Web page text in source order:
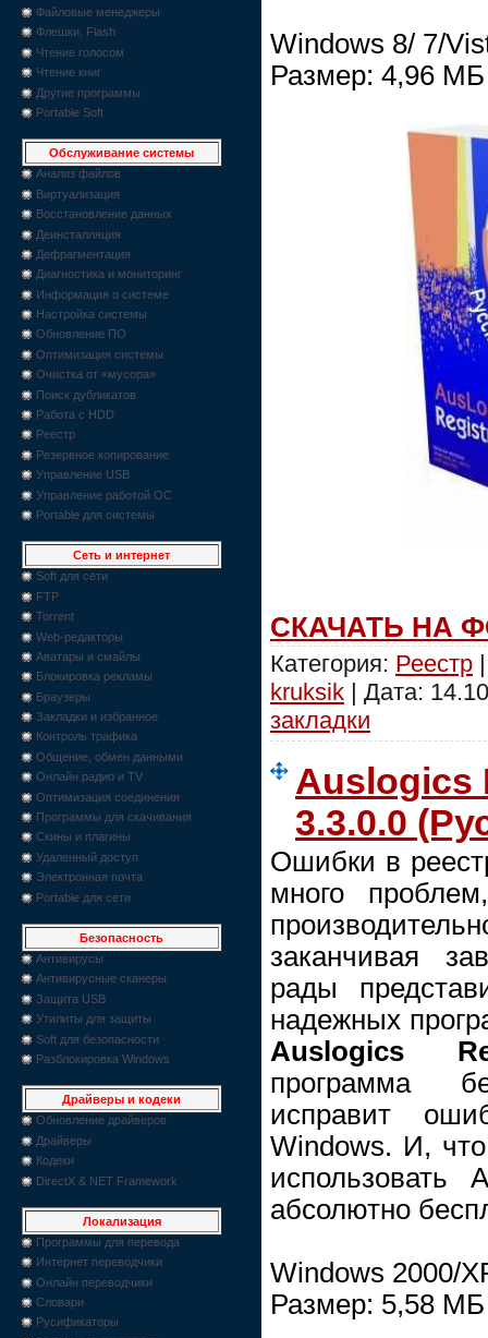
Файловые менеджеры
Флешки, Flash
Чтение голосом
Чтение книг
Другие программы
Portable Soft
Обслуживание системы
Анализ файлов
Виртуализация
Восстановление данных
Деинсталляция
Дефрагментация
Диагностика и мониторинг
Информация о системе
Настройка системы
Обновление ПО
Оптимизация системы
Очистка от «мусора»
Поиск дубликатов
Работа с HDD
Реестр
Резервное копирование
Управление USB
Управление работой ОС
Portable для системы
Сеть и интернет
Soft для сети
FTP
Torrent
Web-редакторы
Аватары и смайлы
Блокировка рекламы
Браузеры
Закладки и избранное
Контроль трафика
Общение, обмен данными
Онлайн радио и TV
Оптимизация соединения
Программы для скачивания
Скины и плагины
Удаленный доступ
Электронная почта
Portable для сети
Безопасность
Антивирусы
Антивирусные сканеры
Защита USB
Утилиты для защиты
Soft для безопасности
Разблокировка Windows
Драйверы и кодеки
Обновление драйверов
Драйверы
Кодеки
DirectX & NET Framework
Локализация
Программы для перевода
Интернет переводчики
Онлайн переводчики
Словари
Русификаторы
Windows 8/ 7/
Размер: 4,96 МБ
СКАЧАТЬ НА
Категория: Реестр
kruksik | Дата:
закладки
Auslogics
3.3.0.0
Ошибки в
много
заканчивая
рады
надежных
Auslogics
программа
исправит
Windows. И,
использовать
абсолютно
Windows 2000/
Размер: 5,58 МБ